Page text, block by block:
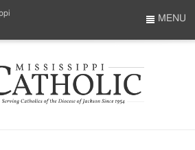
MENU